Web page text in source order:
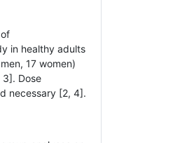
in healthy adults
17 women)
3]. Dose
necessary [2, 4].